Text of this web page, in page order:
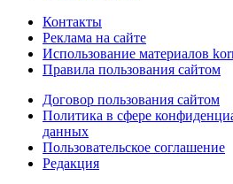
Контакты
Реклама на сайте
Использование материалов
Правила пользования сайтом
Договор пользования сайтом
Политика в сфере
данных
Пользовательское соглашение
Редакция